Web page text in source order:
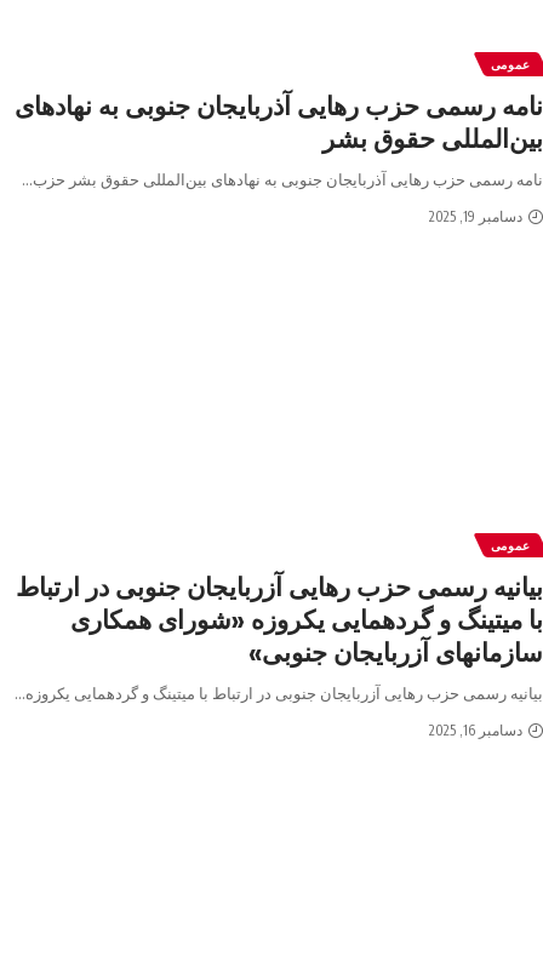
عمومی
نامه رسمی حزب رهایی آذربایجان جنوبی به نهادهای
بین‌المللی حقوق بشر
نامه رسمی حزب رهایی آذربایجان جنوبی به نهادهای بین‌المللی حقوق بشر حزب…
دسامبر 19, 2025
عمومی
بیانیه رسمی حزب رهایی آزربایجان جنوبی در ارتباط
با میتینگ و گردهمایی یکروزه «شورای همکاری
سازمانهای آزربایجان جنوبی»
بیانیه رسمی حزب رهایی آزربایجان جنوبی در ارتباط با میتینگ و گردهمایی یکروزه…
دسامبر 16, 2025